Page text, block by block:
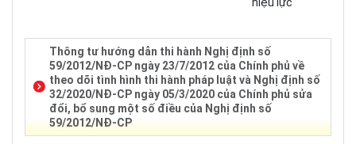
hiệu lực
Thông tư hướng dẫn thi hành Nghị định số
59/2012/NĐ-CP ngày 23/7/2012 của Chính phủ về
theo dõi tình hình thi hành pháp luật và Nghị định số
32/2020/NĐ-CP ngày 05/3/2020 của Chính phủ sửa
đổi, bổ sung một số điều của Nghị định số
59/2012/NĐ-CP